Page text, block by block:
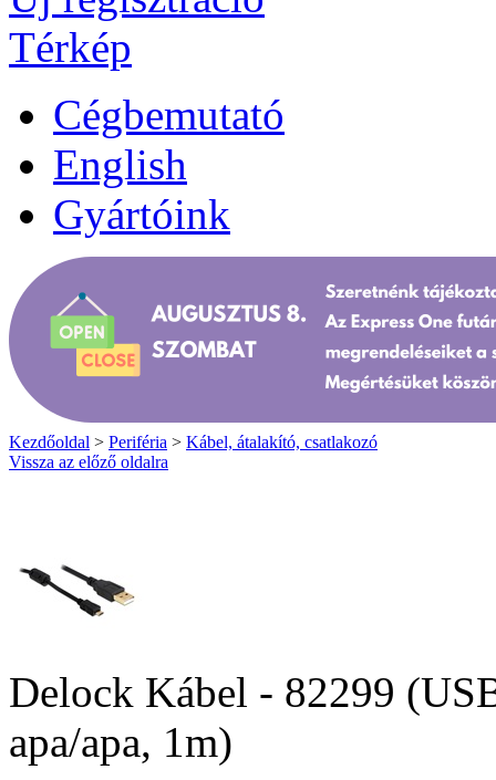
Térkép
Cégbemutató
English
Gyártóink
Kezdőoldal > Periféria > Kábel, átalakító, csatlakozó
Vissza az előző oldalra
Delock Kábel - 82299
apa/apa, 1m)